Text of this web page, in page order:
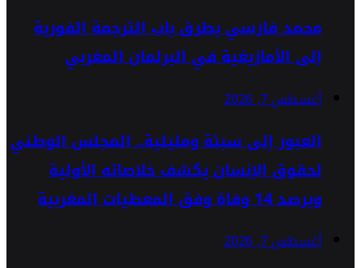
محمد فارسي يطرق باب الترجمة الفورية
إلى الأمازيغية في البرلمان المغربي
أغسطس 7, 2026
العبور إلى سبتة ومليلية.. المجلس الوطني
لحقوق الإنسان يكشف خلاصاته الأولية
ويرصد 14 وفاة وفق المعطيات المغربية
أغسطس 7, 2026